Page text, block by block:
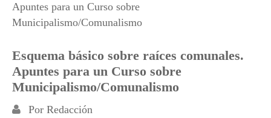
Apuntes para un Curso sobre
Municipalismo/Comunalismo
Esquema básico sobre raíces comunales.
Apuntes para un Curso sobre
Municipalismo/Comunalismo
Por Redacción